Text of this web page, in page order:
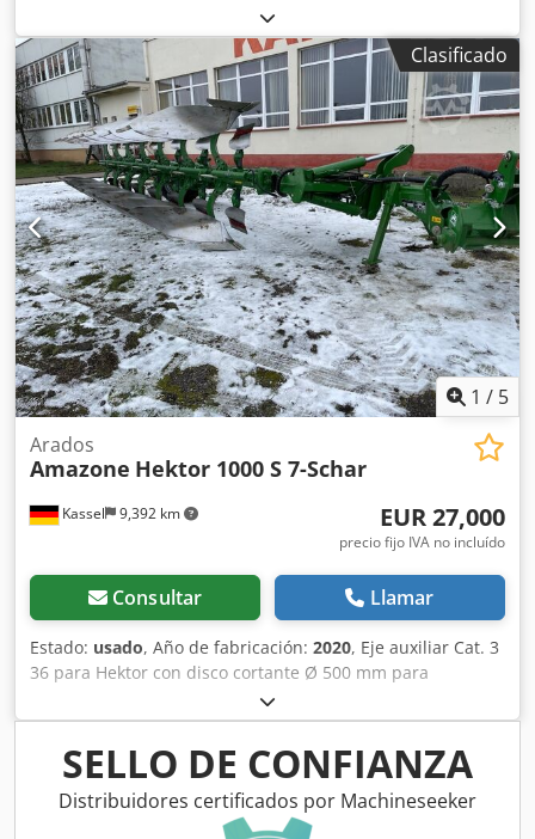
Clasificado
1 / 5
Kassel 9,392 km
Arados
Amazone Hektor 1000 S 7-Schar
EUR 27,000
precio fijo IVA no incluído
Consultar Llamar
Estado: usado, Año de fabricación: 2020, Eje auxiliar Cat. 3
36 para Hektor con disco cortante Ø 500 mm para
liberación hidráulica de piedras / delantero con pre-arado
pesado G1 ajustable, iluminación trasera LED, señalización
frontal / sistema antirrobo, homologación de tipo UE 40
km/h - arado reversible de arrastre completo - RH 82 /
ampliable Crsdpfxothk U Ts Abpof
SELLO DE CONFIANZA
Distribuidores certificados por Machineseeker